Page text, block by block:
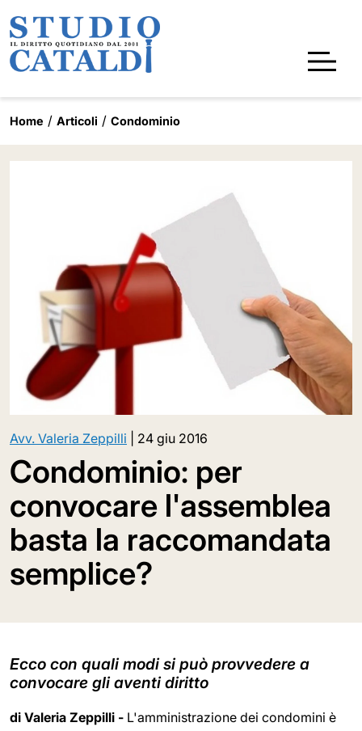
Home Articoli Condominio
Avv. Valeria Zeppilli 24 giu 2016
Condominio: per
convocare l'assemblea
basta la raccomandata
semplice?
Ecco con quali modi si può provvedere a
convocare gli aventi diritto
di Valeria Zeppilli - L'amministrazione dei condomini è